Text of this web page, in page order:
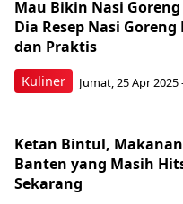
Kuliner
Mau Bikin Nasi
Dia Resep Nasi
dan Praktis
Jumat, 25 Apr 2025
Ketan Bintul,
Banten yang Masih
Sekarang